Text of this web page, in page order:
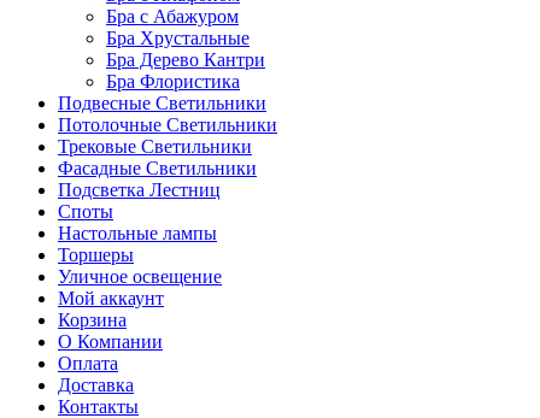
Бра с Абажуром
Бра Хрустальные
Бра Дерево Кантри
Бра Флористика
Подвесные Светильники
Потолочные Светильники
Трековые Светильники
Фасадные Светильники
Подсветка Лестниц
Споты
Настольные лампы
Торшеры
Уличное освещение
Мой аккаунт
Корзина
О Компании
Оплата
Доставка
Контакты